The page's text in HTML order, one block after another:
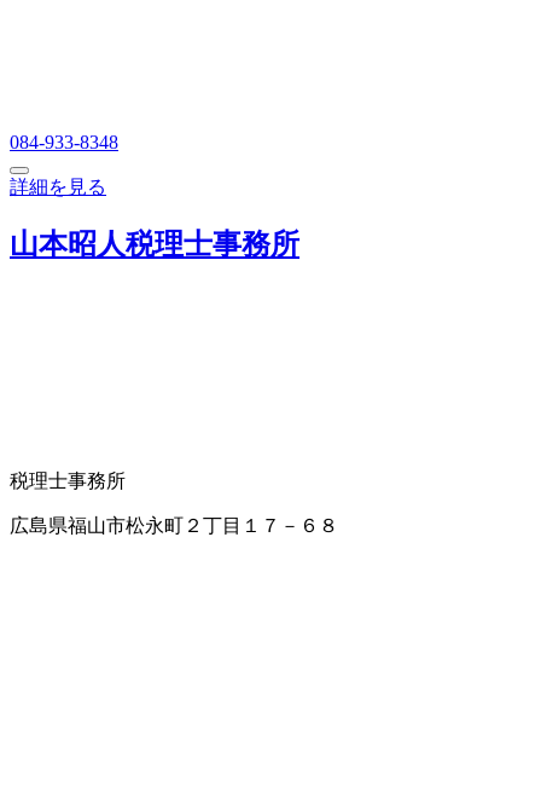
084-933-8348
詳細を見る
山本昭人税理士事務所
税理士事務所
広島県福山市松永町２丁目１７－６８